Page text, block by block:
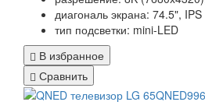
диагональ экрана: 74.5", IPS
тип подсветки: mini-LED
В избранное
Сравнить